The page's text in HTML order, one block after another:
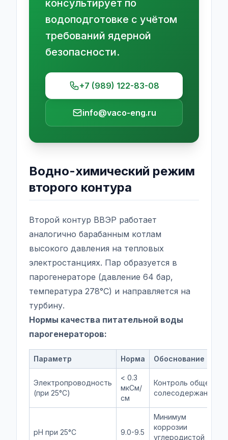
консультирует по
водоподготовке с учётом
требований ядерной
безопасности.
+7 (989) 122-83-08
info@vaco-eng.ru
Водно-химический режим
второго контура
Второй контур ВВЭР работает
аналогично барабанным котлам
высокого давления на тепловых
электростанциях. Пар образуется в
парогенераторе (давление 64 бар,
температура 278°C) и направляется на
турбину.
Нормы качества питательной воды
парогенераторов:
Параметр Норма Обоснование
Электропроводность
(при 25°C)
< 0.3
мкСм/
см
Контроль общего
солесодержания
pH при 25°C 9.0-9.5
Минимум
коррозии
углеродистой